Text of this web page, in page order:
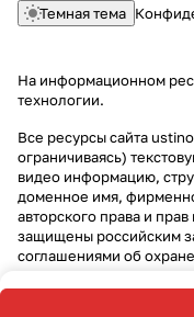
Темная тема
На информационном
технологии.
Все ресурсы сайта
ограничиваясь)
видео информацию,
доменное имя,
авторского права и
защищены российским
соглашениями об